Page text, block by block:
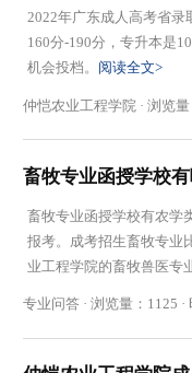
​2022年广东成人高考省录
160分-190分，专升本是
机会投档。 阅读全文>
仲恺农业工程学院 · 浏览
畜牧专业函授学校
畜牧专业函授学校有农学
报考。成考招生畜牧专业
业工程学院的畜牧兽医专业
专业问答 · 浏览量：1125